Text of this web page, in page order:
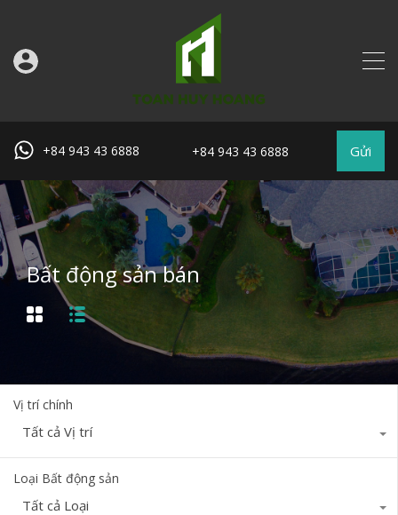
+84 943 43 6888 +84 943 43 6888 Gửi
Bất động sản bán
Vị trí chính
Tất cả Vị trí
Loại Bất động sản
Tất cả Loại